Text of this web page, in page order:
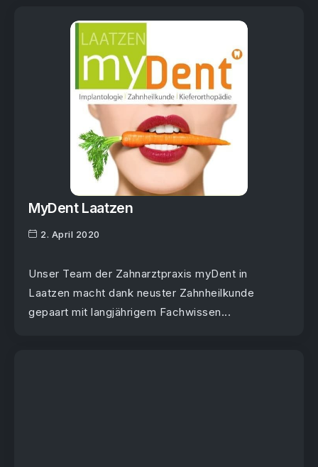
MyDent Laatzen
2. April 2020
Unser Team der Zahnarztpraxis myDent in
Laatzen macht dank neuster Zahnheilkunde
gepaart mit langjährigem Fachwissen...